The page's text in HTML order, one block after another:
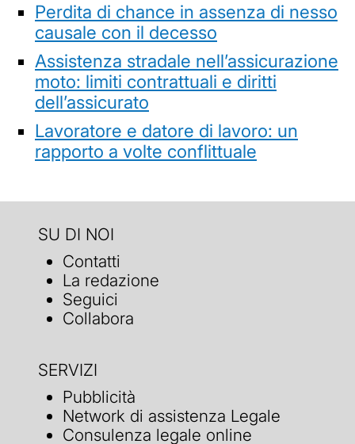
Perdita di chance in assenza di nesso
causale con il decesso
Assistenza stradale nell’assicurazione
moto: limiti contrattuali e diritti
dell’assicurato
Lavoratore e datore di lavoro: un
rapporto a volte conflittuale
SU DI NOI
Contatti
La redazione
Seguici
Collabora
SERVIZI
Pubblicità
Network di assistenza Legale
Consulenza legale online